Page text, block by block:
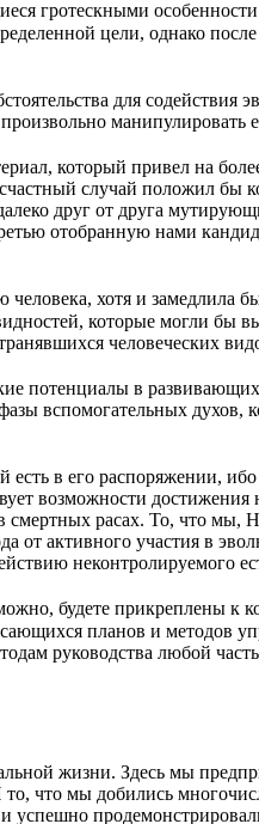
гротескными
цели, однако
для содействия
манипулировать
который привел на
случай положил
друг от друга
отобранную нами
хотя и замедлила
которые могли бы
человеческих
потенциалы в
вспомогательных духов,
в его распоряжении,
возможности
смертных расах. То, что
от активного участия в
неконтролируемого
будете прикреплены к
планов и методов
руководства любой
жизни. Здесь мы
что мы добились
успешно